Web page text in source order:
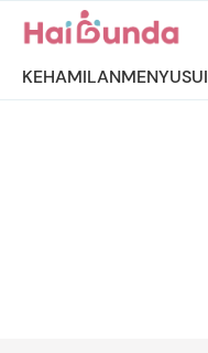
KEHAMILANMENYUSUI